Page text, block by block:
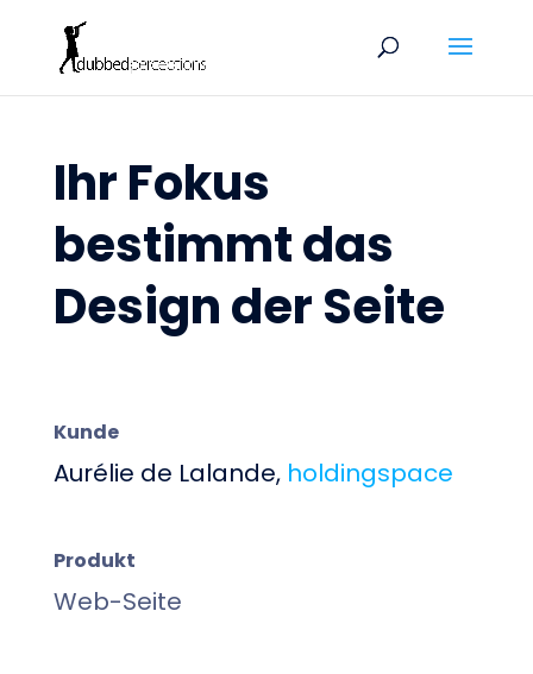
Ihr Fokus
bestimmt das
Design der Seite
Kunde
Aurélie de Lalande, holdingspace
Produkt
Web-Seite